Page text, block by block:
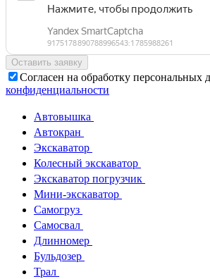
Согласен на обработку персональных
конфиденциальности
Автовышка
Автокран
Экскаватор
Колесный экскаватор
Экскаватор погрузчик
Мини-экскаватор
Самогруз
Самосвал
Длинномер
Бульдозер
Трал